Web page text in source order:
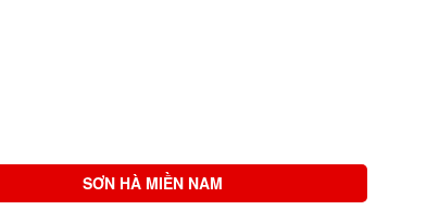
SƠN HÀ MIỀN NAM